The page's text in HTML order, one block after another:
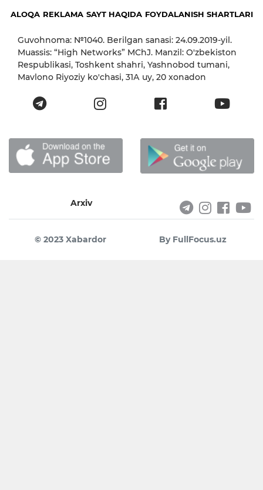
ALOQA REKLAMA SAYT HAQIDA FOYDALANISH SHARTLARI
Guvohnoma: №1040. Berilgan sanasi: 24.09.2019-yil.
Muassis: “High Networks” MChJ. Manzil: O'zbekiston
Respublikasi, Toshkent shahri, Yashnobod tumani,
Mavlono Riyoziy ko'chasi, 31А uy, 20 xonadon
Arxiv
© 2023 Xabardor By FullFocus.uz